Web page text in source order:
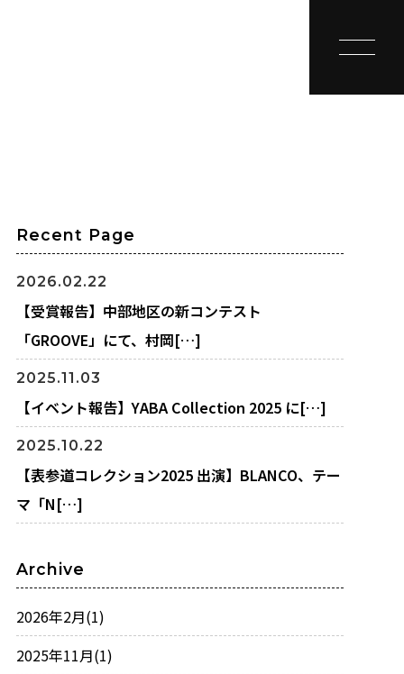
toggle
Recent Page
2026.02.22
【受賞報告】中部地区の新コンテスト
「GROOVE」にて、村岡[…]
2025.11.03
【イベント報告】YABA Collection 2025 に[…]
2025.10.22
【表参道コレクション2025 出演】BLANCO、テー
マ「N[…]
Archive
2026年2月(1)
2025年11月(1)